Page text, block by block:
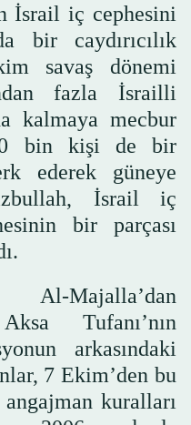
İsrail iç cephesini
bir caydırıcılık
savaş dönemi
fazla İsrailli
kalmaya mecbur
bin kişi de bir
ederek güneye
İsrail iç
bir parçası
Majalla’dan
Tufanı’nın
arkasındaki
7 Ekim’den bu
kuralları